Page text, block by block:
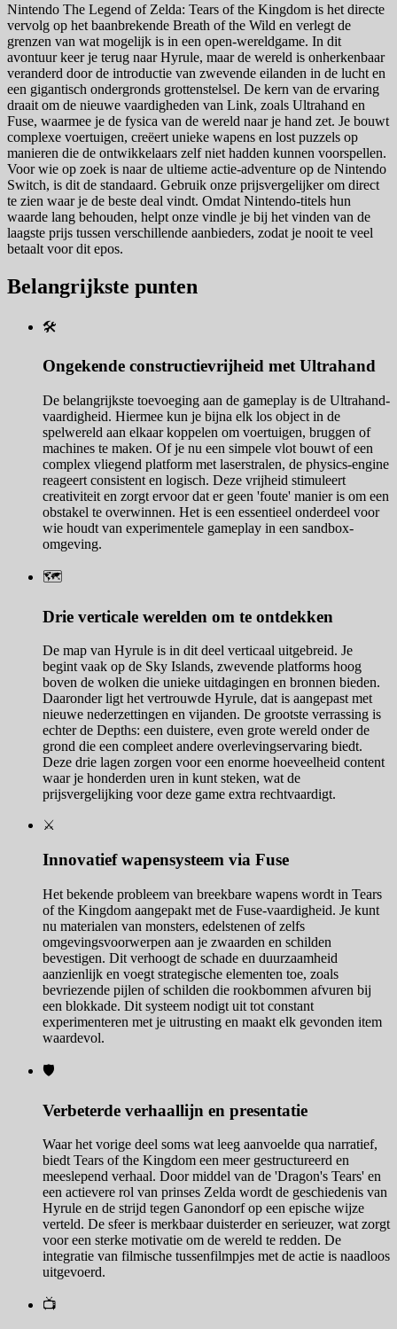
Nintendo The Legend of Zelda: Tears of the Kingdom is het directe
vervolg op het baanbrekende Breath of the Wild en verlegt de
grenzen van wat mogelijk is in een open-wereldgame. In dit
avontuur keer je terug naar Hyrule, maar de wereld is onherkenbaar
veranderd door de introductie van zwevende eilanden in de lucht en
een gigantisch ondergronds grottenstelsel. De kern van de ervaring
draait om de nieuwe vaardigheden van Link, zoals Ultrahand en
Fuse, waarmee je de fysica van de wereld naar je hand zet. Je bouwt
complexe voertuigen, creëert unieke wapens en lost puzzels op
manieren die de ontwikkelaars zelf niet hadden kunnen voorspellen.
Voor wie op zoek is naar de ultieme actie-adventure op de Nintendo
Switch, is dit de standaard. Gebruik onze prijsvergelijker om direct
te zien waar je de beste deal vindt. Omdat Nintendo-titels hun
waarde lang behouden, helpt onze vindle je bij het vinden van de
laagste prijs tussen verschillende aanbieders, zodat je nooit te veel
betaalt voor dit epos.
Belangrijkste punten
🛠️
Ongekende constructievrijheid met Ultrahand
De belangrijkste toevoeging aan de gameplay is de Ultrahand-
vaardigheid. Hiermee kun je bijna elk los object in de
spelwereld aan elkaar koppelen om voertuigen, bruggen of
machines te maken. Of je nu een simpele vlot bouwt of een
complex vliegend platform met laserstralen, de physics-engine
reageert consistent en logisch. Deze vrijheid stimuleert
creativiteit en zorgt ervoor dat er geen 'foute' manier is om een
obstakel te overwinnen. Het is een essentieel onderdeel voor
wie houdt van experimentele gameplay in een sandbox-
omgeving.
🗺️
Drie verticale werelden om te ontdekken
De map van Hyrule is in dit deel verticaal uitgebreid. Je
begint vaak op de Sky Islands, zwevende platforms hoog
boven de wolken die unieke uitdagingen en bronnen bieden.
Daaronder ligt het vertrouwde Hyrule, dat is aangepast met
nieuwe nederzettingen en vijanden. De grootste verrassing is
echter de Depths: een duistere, even grote wereld onder de
grond die een compleet andere overlevingservaring biedt.
Deze drie lagen zorgen voor een enorme hoeveelheid content
waar je honderden uren in kunt steken, wat de
prijsvergelijking voor deze game extra rechtvaardigt.
⚔️
Innovatief wapensysteem via Fuse
Het bekende probleem van breekbare wapens wordt in Tears
of the Kingdom aangepakt met de Fuse-vaardigheid. Je kunt
nu materialen van monsters, edelstenen of zelfs
omgevingsvoorwerpen aan je zwaarden en schilden
bevestigen. Dit verhoogt de schade en duurzaamheid
aanzienlijk en voegt strategische elementen toe, zoals
bevriezende pijlen of schilden die rookbommen afvuren bij
een blokkade. Dit systeem nodigt uit tot constant
experimenteren met je uitrusting en maakt elk gevonden item
waardevol.
🛡️
Verbeterde verhaallijn en presentatie
Waar het vorige deel soms wat leeg aanvoelde qua narratief,
biedt Tears of the Kingdom een meer gestructureerd en
meeslepend verhaal. Door middel van de 'Dragon's Tears' en
een actievere rol van prinses Zelda wordt de geschiedenis van
Hyrule en de strijd tegen Ganondorf op een epische wijze
verteld. De sfeer is merkbaar duisterder en serieuzer, wat zorgt
voor een sterke motivatie om de wereld te redden. De
integratie van filmische tussenfilmpjes met de actie is naadloos
uitgevoerd.
📺